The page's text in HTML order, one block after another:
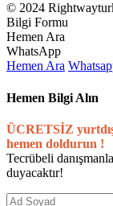
© 2024
Bilgi Formu
Hemen Ara
WhatsApp
Hemen Ara
Hemen Bilgi Alın
ÜCRETSİZ
hemen doldurun !
Tecrübeli
duyacaktır!